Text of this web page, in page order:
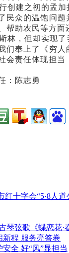
创建之初的孟
民众的温饱问
帮助农民等方
林，但却实现
们奉上了《穷
会责任体现担
：陈志勇
十字会“5·8人道
琴弦歌《蝶恋花·
新程 服务亮答卷
全 好“风”显担当